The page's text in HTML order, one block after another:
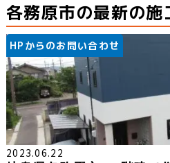
各務原市の最新の施
HPからのお問い合わせ
2023.06.22